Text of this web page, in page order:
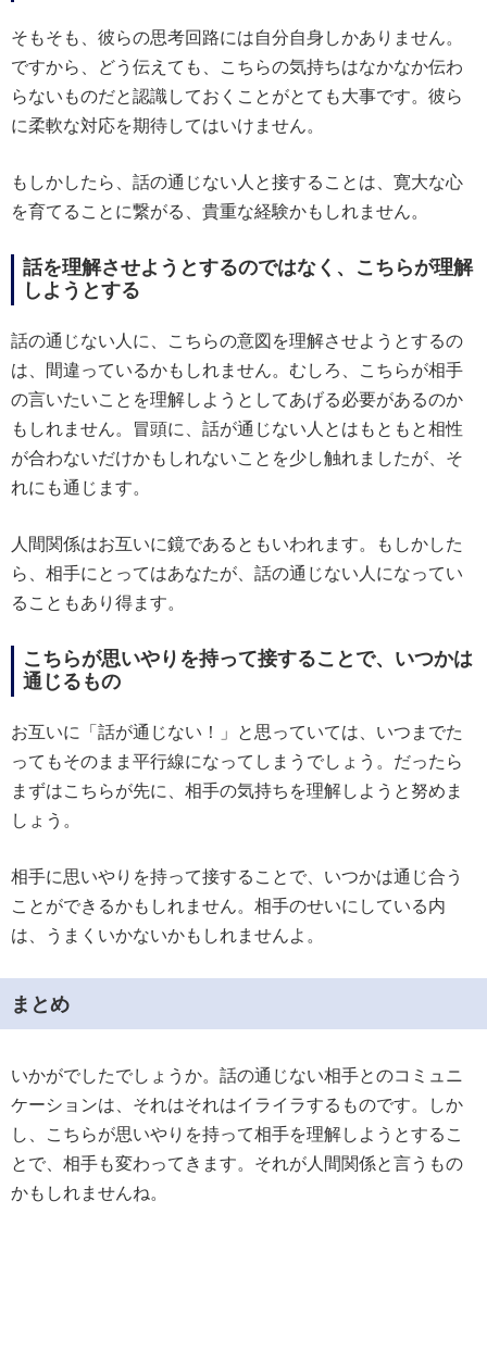
そもそも、彼らの思考回路には自分自身しかありません。
ですから、どう伝えても、こちらの気持ちはなかなか伝わ
らないものだと認識しておくことがとても大事です。彼ら
に柔軟な対応を期待してはいけません。
もしかしたら、話の通じない人と接することは、寛大な心
を育てることに繋がる、貴重な経験かもしれません。
話を理解させようとするのではなく、こちらが理解
しようとする
話の通じない人に、こちらの意図を理解させようとするの
は、間違っているかもしれません。むしろ、こちらが相手
の言いたいことを理解しようとしてあげる必要があるのか
もしれません。冒頭に、話が通じない人とはもともと相性
が合わないだけかもしれないことを少し触れましたが、そ
れにも通じます。
人間関係はお互いに鏡であるともいわれます。もしかした
ら、相手にとってはあなたが、話の通じない人になってい
ることもあり得ます。
こちらが思いやりを持って接することで、いつかは
通じるもの
お互いに「話が通じない！」と思っていては、いつまでた
ってもそのまま平行線になってしまうでしょう。だったら
まずはこちらが先に、相手の気持ちを理解しようと努めま
しょう。
相手に思いやりを持って接することで、いつかは通じ合う
ことができるかもしれません。相手のせいにしている内
は、うまくいかないかもしれませんよ。
まとめ
いかがでしたでしょうか。話の通じない相手とのコミュニ
ケーションは、それはそれはイライラするものです。しか
し、こちらが思いやりを持って相手を理解しようとするこ
とで、相手も変わってきます。それが人間関係と言うもの
かもしれませんね。